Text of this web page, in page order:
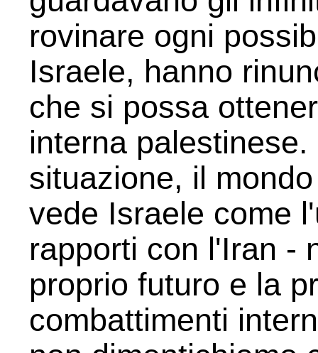
rovinare ogni
Israele, hanno
che si possa
interna
situazione, il
vede Israele come
rapporti con l'Iran -
proprio futuro e la
combattimenti